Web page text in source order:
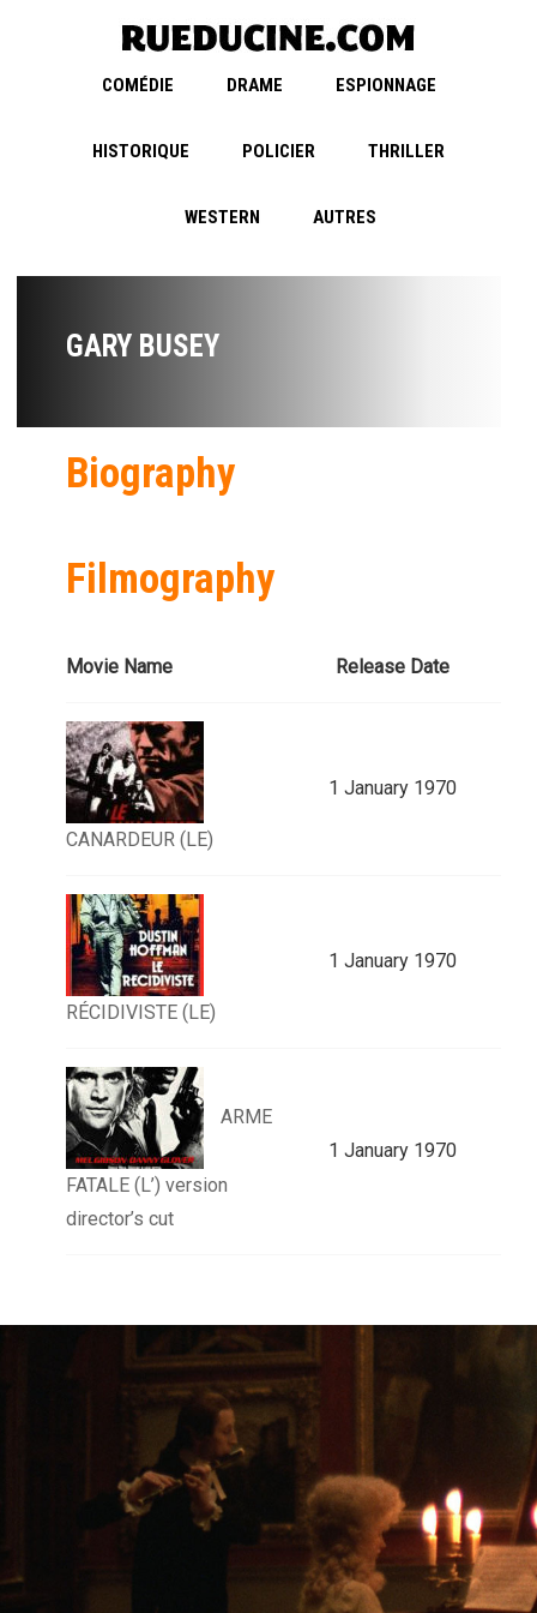
COMÉDIE DRAME ESPIONNAGE
HISTORIQUE POLICIER THRILLER
WESTERN AUTRES
GARY BUSEY
Biography
Filmography
Movie Name Release Date
CANARDEUR (LE)
1 January 1970
RÉCIDIVISTE (LE)
1 January 1970
ARME
FATALE (L’) version
director’s cut
1 January 1970